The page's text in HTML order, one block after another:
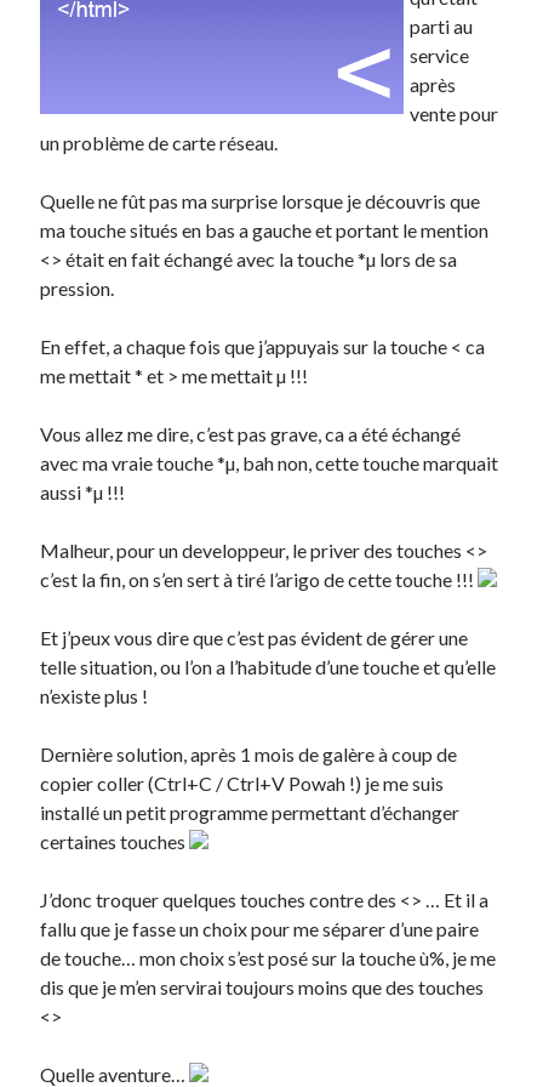
Proxae ou comment prouver que vous aviez cette idée avant tout le
monde
La Mesa Ya! ou comment trouver un bon restaurant sur la Costa Blanca
protonURL ou comment partager des mots de passe ou informations
confidentielles de façon sécurisée ?
Corriger l’erreur « ‘ps_tablename’ doesn’t exist » sur PrestaShop avec
Suivez-moi :)
parti au
service
après
vente pour
un problème de carte réseau.
Quelle ne fût pas ma surprise lorsque je découvris que
ma touche situés en bas a gauche et portant le mention
<> était en fait échangé avec la touche *µ lors de sa
pression.
En effet, a chaque fois que j’appuyais sur la touche < ca
me mettait * et > me mettait µ !!!
Vous allez me dire, c’est pas grave, ca a été échangé
avec ma vraie touche *µ, bah non, cette touche marquait
aussi *µ !!!
Malheur, pour un developpeur, le priver des touches <>
c’est la fin, on s’en sert à tiré l’arigo de cette touche !!!
Et j’peux vous dire que c’est pas évident de gérer une
telle situation, ou l’on a l’habitude d’une touche et qu’elle
n’existe plus !
Dernière solution, après 1 mois de galère à coup de
copier coller (Ctrl+C / Ctrl+V Powah !) je me suis
installé un petit programme permettant d’échanger
certaines touches
J’donc troquer quelques touches contre des <> … Et il a
fallu que je fasse un choix pour me séparer d’une paire
de touche… mon choix s’est posé sur la touche ù%, je me
dis que je m’en servirai toujours moins que des touches
<>
Quelle aventure…